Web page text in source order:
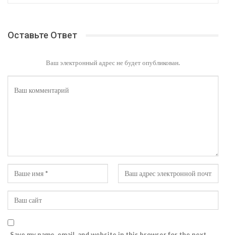
Оставьте Ответ
Ваш электронный адрес не будет опубликован.